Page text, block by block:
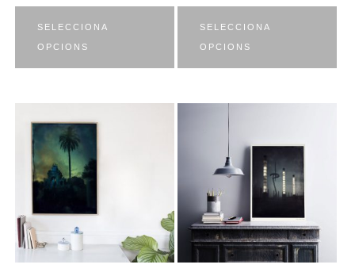
SELECCIONA
OPCIONS
SELECCIONA
OPCIONS